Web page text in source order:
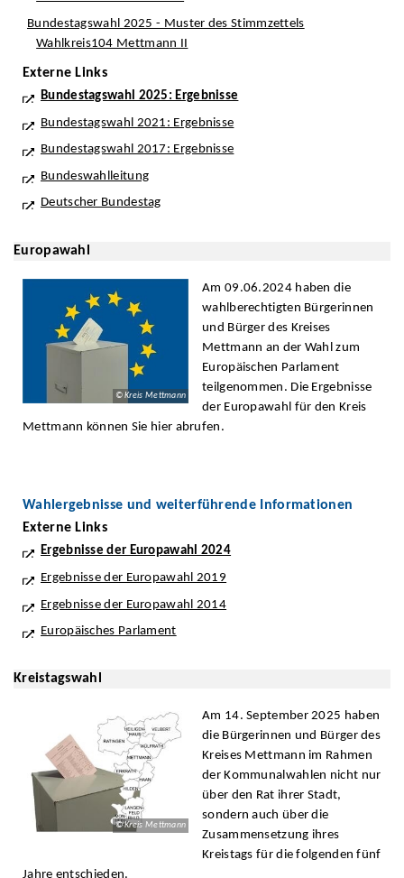
Bundestagswahl 2025 - Muster des Stimmzettels
Wahlkreis104 Mettmann II
Externe Links
Bundestagswahl 2025: Ergebnisse
Bundestagswahl 2021: Ergebnisse
Bundestagswahl 2017: Ergebnisse
Bundeswahlleitung
Deutscher Bundestag
Europawahl
© Kreis Mettmann
Am 09.06.2024 haben die
wahlberechtigten Bürgerinnen
und Bürger des Kreises
Mettmann an der Wahl zum
Europäischen Parlament
teilgenommen. Die Ergebnisse
der Europawahl für den Kreis
Mettmann können Sie hier abrufen.
Wahlergebnisse und weiterführende Informationen
Externe Links
Ergebnisse der Europawahl 2024
Ergebnisse der Europawahl 2019
Ergebnisse der Europawahl 2014
Europäisches Parlament
Kreistagswahl
© Kreis Mettmann
Am 14. September 2025 haben
die Bürgerinnen und Bürger des
Kreises Mettmann im Rahmen
der Kommunalwahlen nicht nur
über den Rat ihrer Stadt,
sondern auch über die
Zusammensetzung ihres
Kreistags für die folgenden fünf
Jahre entschieden.